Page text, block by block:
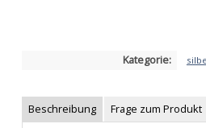
Kategorie:
Beschreibung Frage zum Produkt